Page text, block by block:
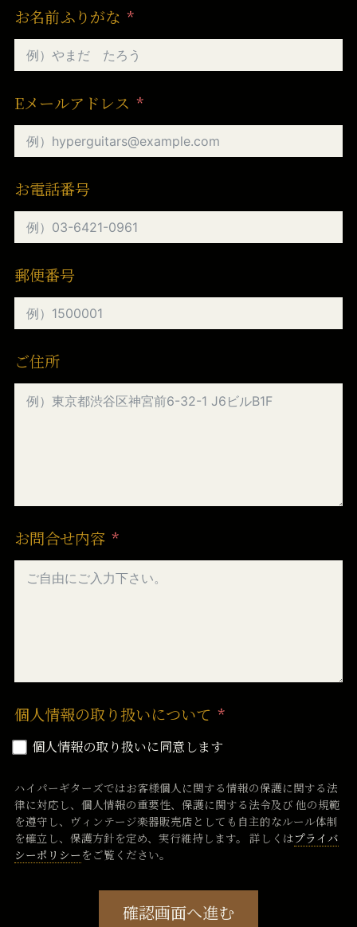
お名前ふりがな
Eメールアドレス
お電話番号
郵便番号
ご住所
お問合せ内容
個人情報の取り扱いについて
個人情報の取り扱いに同意します
ハイパーギターズではお客様個人に関する情報の保護に関する法
律に対応し、個人情報の重要性、保護に関する法令及び 他の規範
を遵守し、ヴィンテージ楽器販売店としても自主的なルール体制
を確立し、保護方針を定め、実行維持します。 詳しくはプライバ
シーポリシー をご覧ください。
確認画面へ進む